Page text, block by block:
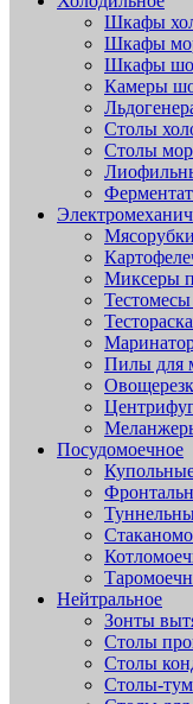
Шкафы
Шкафы
Шкафы
Камеры
Столы
Столы
Мясорубки
Миксеры
Пилы для
Посудомоечное
Нейтральное
Зонты
Столы
Столы
Столы-